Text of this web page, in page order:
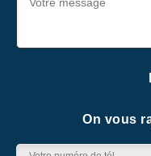
On vous